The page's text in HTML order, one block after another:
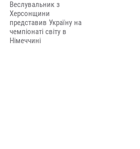
Веслувальник з
Херсонщини
представив Україну на
чемпіонаті світу в
Німеччині